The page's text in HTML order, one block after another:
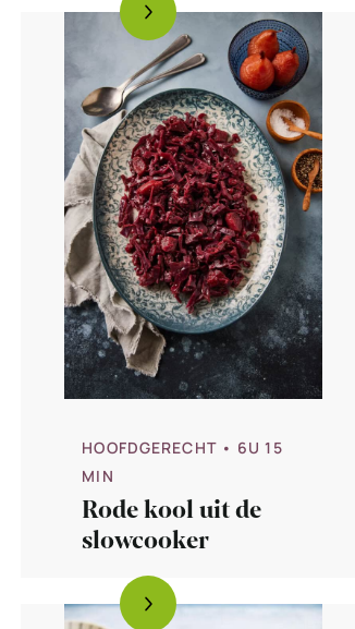
eenpansgerecht
slow cooker
HOOFDGERECHT • 6U 15
MIN
Rode kool uit de
slowcooker